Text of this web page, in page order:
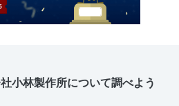
小林製作所について調べよう